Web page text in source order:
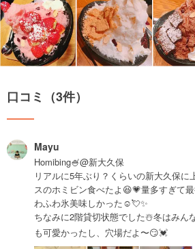
口コミ（3件）
Mayu
Homibing🍧@新大久保
リアルに5年ぶり？くらいの新大久保に
スのホミビン食べたよ😆💗量多すぎて
わふわ氷美味しかった☺️💘✨
ちなみに2階貸切状態でした☃️冬はみん
も可愛かったし、穴場だよ〜😏💓